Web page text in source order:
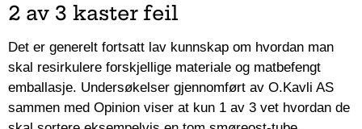
2 av 3 kaster feil
Det er generelt fortsatt lav kunnskap om hvordan man
skal resirkulere forskjellige materiale og matbefengt
emballasje. Undersøkelser gjennomført av O.Kavli AS
sammen med Opinion viser at kun 1 av 3 vet hvordan de